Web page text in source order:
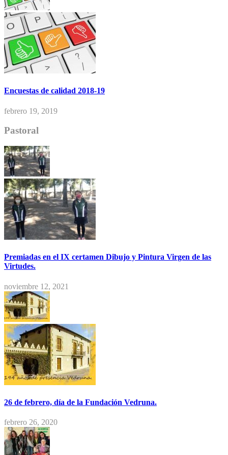
Encuestas de calidad 2018-19
febrero 19, 2019
Pastoral
Premiadas en el IX certamen Dibujo y Pintura Virgen de las
Virtudes.
noviembre 12, 2021
26 de febrero, día de la Fundación Vedruna.
febrero 26, 2020